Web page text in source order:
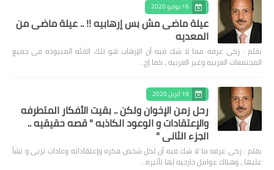
16 يوليو 2020
عيلة ماضى مش بس إرهابيه !! .. عيلة ماضى من
المعديه
بقلم : زكى عرفه مما لا شك فيه أن الإرهاب هو تلك الفئه المنبوذه فى جميع
المجتمعات العربيه وغير العربيه ، كما إج…
19 أبريل 2020
رحل زمن الإخوان ولكن .. بقيت الأفكار المتطرفه
والإعتقادات و الوعود الكاذبه " قصه حقيقيه ..
الجزء الثاني "
بقلم : زكى عرفه ‎ما لا شك فيه أن لكل شخص فكره وإعتقاداته وعادات تربى و نشأ
عليها ، وهناك عوامل خارجيه لها تأثيره…